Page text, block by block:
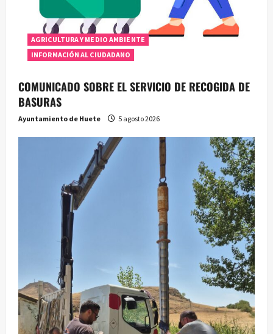
AGRICULTURA Y MEDIO AMBIENTE
INFORMACIÓN AL CIUDADANO
COMUNICADO SOBRE EL SERVICIO DE RECOGIDA DE
BASURAS
Ayuntamiento de Huete 5 agosto 2026